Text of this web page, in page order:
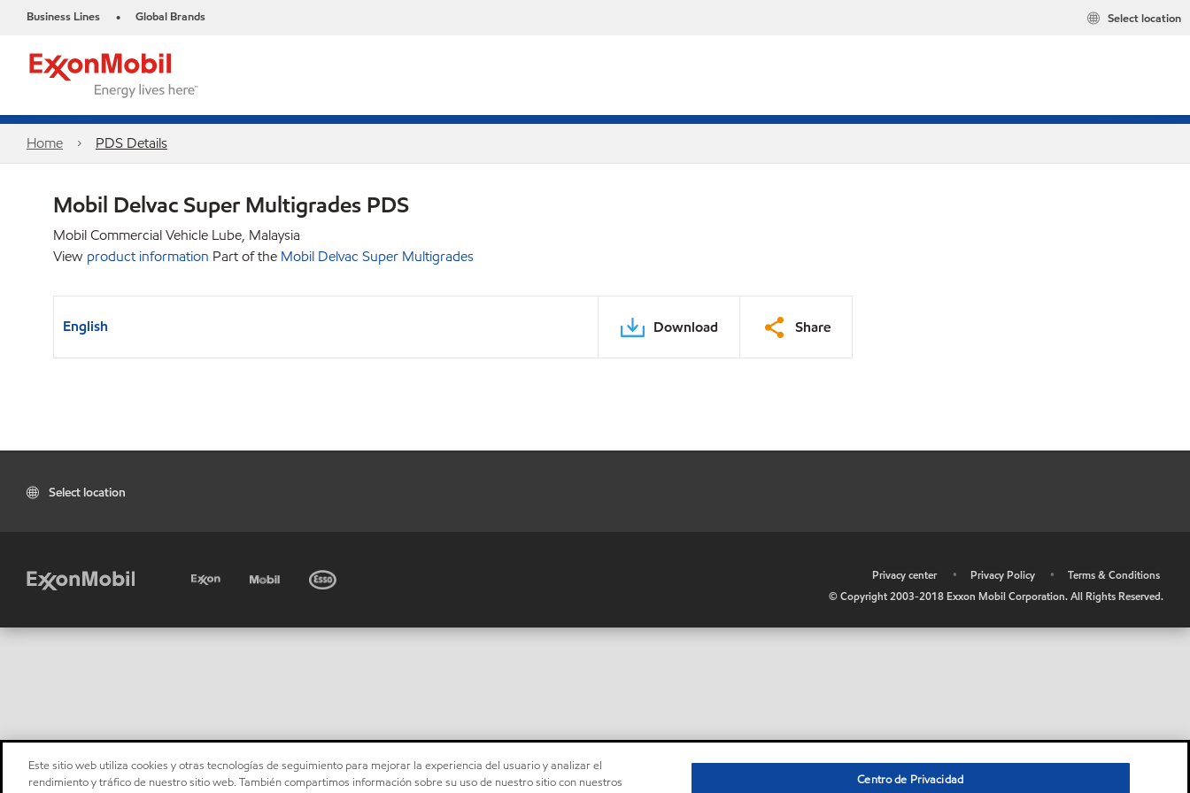
Business Lines • Global Brands Select location
Home PDS Details
Mobil Delvac Super Multigrades PDS
Mobil Commercial Vehicle Lube, Malaysia
View product information Part of the Mobil Delvac Super Multigrades
English Download Share
Select location
Privacy center • Privacy Policy •
Terms & Conditions
© Copyright 2003-2018 Exxon Mobil Corporation. All Rights Reserved.
Este sitio web utiliza cookies y otras tecnologías de seguimiento para mejorar la experiencia del usuario y analizar el
rendimiento y tráfico de nuestro sitio web. También compartimos información sobre su uso de nuestro sitio con nuestros
Centro de Privacidad